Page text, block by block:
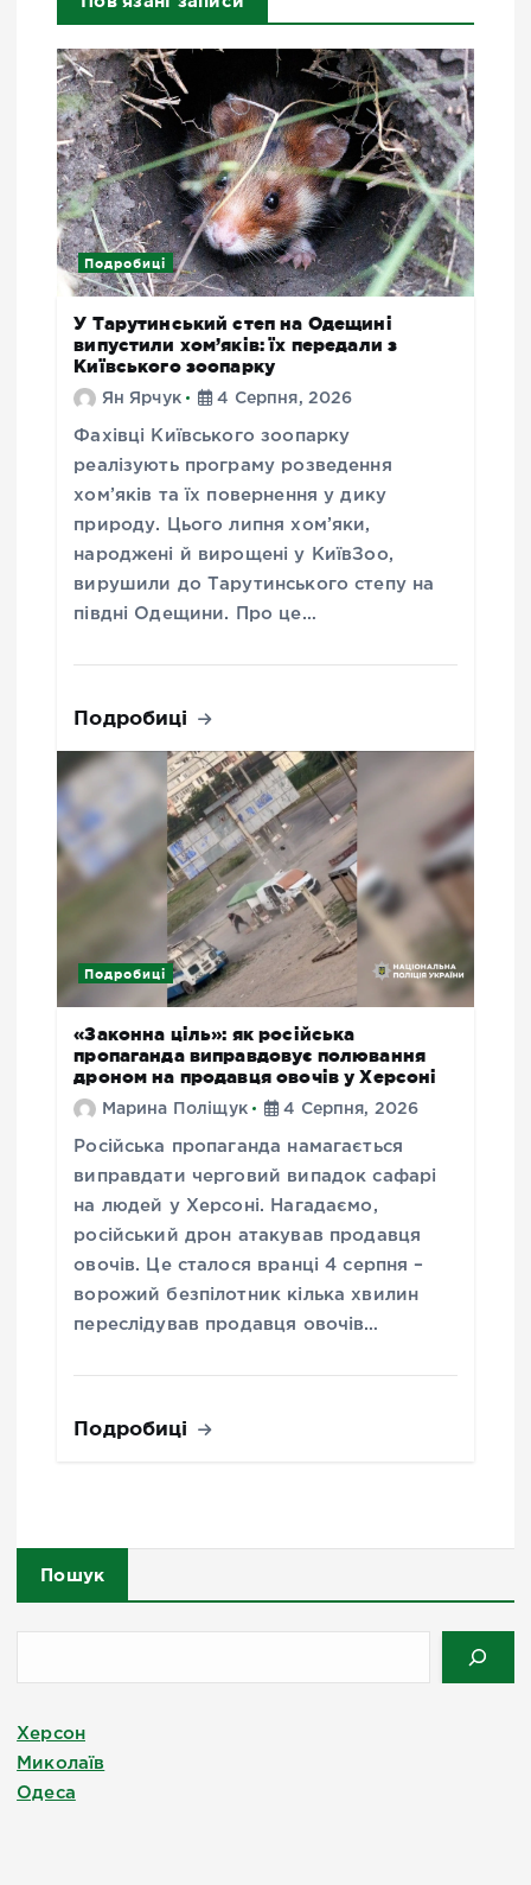
Подробиці
У Тарутинський степ на Одещині
випустили хом’яків: їх передали з
Київського зоопарку
Ян Ярчук 4 Серпня, 2026
Фахівці Київського зоопарку
реалізують програму розведення
хом’яків та їх повернення у дику
природу. Цього липня хом’яки,
народжені й вирощені у КиївЗоо,
вирушили до Тарутинського степу на
півдні Одещини. Про це…
Подробиці
Подробиці
«Законна ціль»: як російська
пропаганда виправдовує полювання
дроном на продавця овочів у Херсоні
Марина Поліщук 4 Серпня, 2026
Російська пропаганда намагається
виправдати черговий випадок сафарі
на людей у Херсоні. Нагадаємо,
російський дрон атакував продавця
овочів. Це сталося вранці 4 серпня –
ворожий безпілотник кілька хвилин
переслідував продавця овочів…
Подробиці
Пошук
Херсон
Миколаїв
Одеса